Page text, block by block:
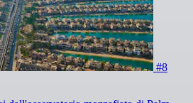
#8